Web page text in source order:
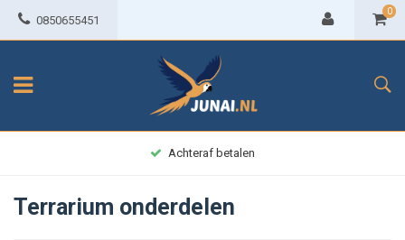
0850655451
0
Achteraf betalen
Terrarium onderdelen